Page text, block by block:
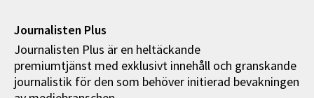
Journalisten Plus
Journalisten Plus är en heltäckande
premiumtjänst med exklusivt innehåll och granskande
journalistik för den som behöver initierad bevakningen